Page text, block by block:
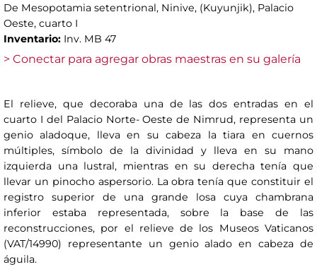
De Mesopotamia setentrional, Ninive, (Kuyunjik), Palacio
Oeste, cuarto I
Inventario: Inv. MB 47
> Conectar para agregar obras maestras en su galería
El relieve, que decoraba una de las dos entradas en el
cuarto I del Palacio Norte- Oeste de Nimrud, representa un
genio aladoque, lleva en su cabeza la tiara en cuernos
múltiples, símbolo de la divinidad y lleva en su mano
izquierda una lustral, mientras en su derecha tenía que
llevar un pinocho aspersorio. La obra tenía que constituir el
registro superior de una grande losa cuya chambrana
inferior estaba representada, sobre la base de las
reconstrucciones, por el relieve de los Museos Vaticanos
(VAT/14990) representante un genio alado en cabeza de
águila.